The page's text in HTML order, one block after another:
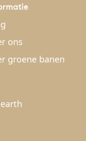
ons
groene banen